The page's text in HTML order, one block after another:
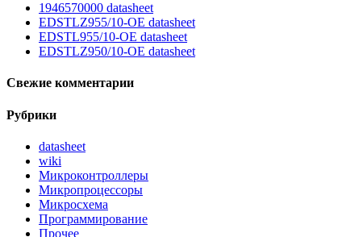
1946570000 datasheet
EDSTLZ955/10-OE datasheet
EDSTL955/10-OE datasheet
EDSTLZ950/10-OE datasheet
Свежие комментарии
Рубрики
datasheet
wiki
Микроконтроллеры
Микропроцессоры
Микросхема
Программирование
Прочее